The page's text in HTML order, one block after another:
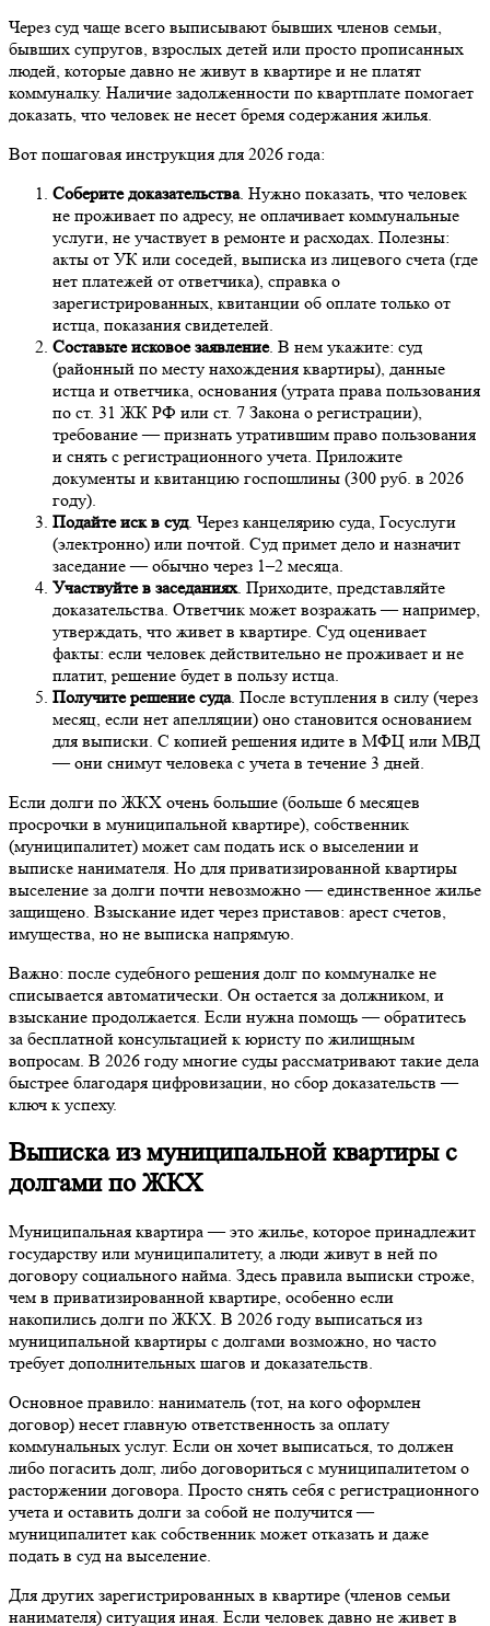
Через суд чаще всего выписывают бывших членов семьи,
бывших супругов, взрослых детей или просто прописанных
людей, которые давно не живут в квартире и не платят
коммуналку. Наличие задолженности по квартплате помогает
доказать, что человек не несет бремя содержания жилья.
Вот пошаговая инструкция для 2026 года:
Соберите доказательства. Нужно показать, что человек
не проживает по адресу, не оплачивает коммунальные
услуги, не участвует в ремонте и расходах. Полезны:
акты от УК или соседей, выписка из лицевого счета (где
нет платежей от ответчика), справка о
зарегистрированных, квитанции об оплате только от
истца, показания свидетелей.
Составьте исковое заявление. В нем укажите: суд
(районный по месту нахождения квартиры), данные
истца и ответчика, основания (утрата права пользования
по ст. 31 ЖК РФ или ст. 7 Закона о регистрации),
требование — признать утратившим право пользования
и снять с регистрационного учета. Приложите
документы и квитанцию госпошлины (300 руб. в 2026
году).
Подайте иск в суд. Через канцелярию суда, Госуслуги
(электронно) или почтой. Суд примет дело и назначит
заседание — обычно через 1–2 месяца.
Участвуйте в заседаниях. Приходите, представляйте
доказательства. Ответчик может возражать — например,
утверждать, что живет в квартире. Суд оценивает
факты: если человек действительно не проживает и не
платит, решение будет в пользу истца.
Получите решение суда. После вступления в силу (через
месяц, если нет апелляции) оно становится основанием
для выписки. С копией решения идите в МФЦ или МВД
— они снимут человека с учета в течение 3 дней.
Если долги по ЖКХ очень большие (больше 6 месяцев
просрочки в муниципальной квартире), собственник
(муниципалитет) может сам подать иск о выселении и
выписке нанимателя. Но для приватизированной квартиры
выселение за долги почти невозможно — единственное жилье
защищено. Взыскание идет через приставов: арест счетов,
имущества, но не выписка напрямую.
Важно: после судебного решения долг по коммуналке не
списывается автоматически. Он остается за должником, и
взыскание продолжается. Если нужна помощь — обратитесь
за бесплатной консультацией к юристу по жилищным
вопросам. В 2026 году многие суды рассматривают такие дела
быстрее благодаря цифровизации, но сбор доказательств —
ключ к успеху.
Выписка из муниципальной квартиры с
долгами по ЖКХ
Муниципальная квартира — это жилье, которое принадлежит
государству или муниципалитету, а люди живут в ней по
договору социального найма. Здесь правила выписки строже,
чем в приватизированной квартире, особенно если
накопились долги по ЖКХ. В 2026 году выписаться из
муниципальной квартиры с долгами возможно, но часто
требует дополнительных шагов и доказательств.
Основное правило: наниматель (тот, на кого оформлен
договор) несет главную ответственность за оплату
коммунальных услуг. Если он хочет выписаться, то должен
либо погасить долг, либо договориться с муниципалитетом о
расторжении договора. Просто снять себя с регистрационного
учета и оставить долги за собой не получится —
муниципалитет как собственник может отказать и даже
подать в суд на выселение.
Для других зарегистрированных в квартире (членов семьи
нанимателя) ситуация иная. Если человек давно не живет в